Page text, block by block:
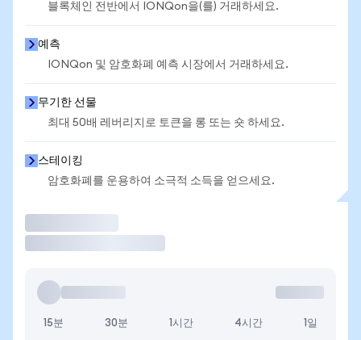
블록체인 전반에서 IONQon을(를) 거래하세요.
예측
IONQon 및 암호화폐 예측 시장에서 거래하세요.
무기한 선물
최대 50배 레버리지로 토큰을 롱 또는 숏 하세요.
스테이킹
암호화폐를 운용하여 소극적 소득을 얻으세요.
15분 30분 1시간 4시간 1일